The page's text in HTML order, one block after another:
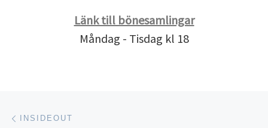
Länk till bönesamlingar
Måndag - Tisdag kl 18
Inläggsnavigering
INSIDEOUT